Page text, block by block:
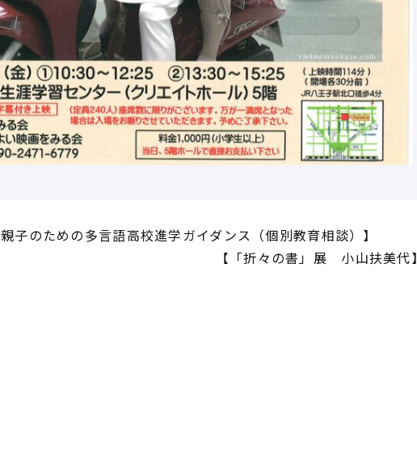
子のための多言語高校進学ガイダンス（個別教育相談）】
【「折々の書」展 小山扶美代】